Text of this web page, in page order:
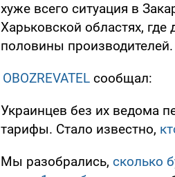
хуже всего ситуация в
Харьковской областях,
половины производителей.
OBOZREVATEL сообщал:
Украинцев без их ведома
тарифы. Стало известно,
Мы разобрались, сколько